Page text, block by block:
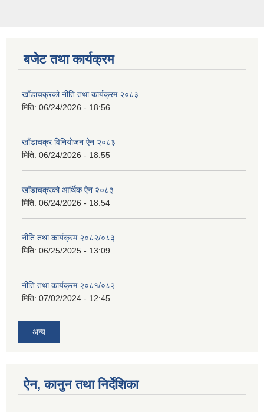
बजेट तथा कार्यक्रम
खाँडाचक्रको नीति तथा कार्यक्रम २०८३
मिति: 06/24/2026 - 18:56
खाँडाचक्र विनियोजन ऐन २०८३
मिति: 06/24/2026 - 18:55
खाँडाचक्रको आर्थिक ऐन २०८३
मिति: 06/24/2026 - 18:54
नीति तथा कार्यक्रम २०८२/०८३
मिति: 06/25/2025 - 13:09
नीति तथा कार्यक्रम २०८१/०८२
मिति: 07/02/2024 - 12:45
अन्य
ऐन, कानुन तथा निर्देशिका